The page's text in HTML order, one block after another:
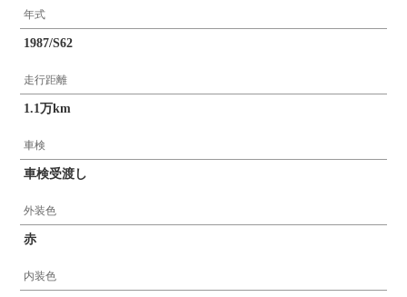
年式
1987/S62
走行距離
1.1万km
車検
車検受渡し
外装色
赤
内装色